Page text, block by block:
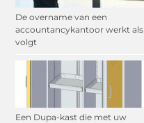
De overname van een
accountancykantoor werkt als
volgt
Een Dupa-kast die met uw